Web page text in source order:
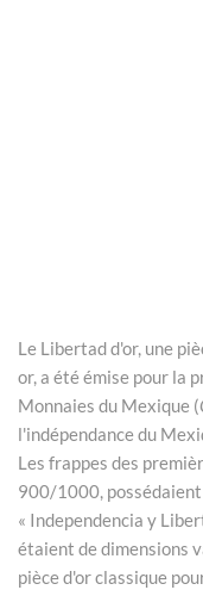
Le Libertad d'or, une
or, a été émise pour la
Monnaies du Mexique (
l'indépendance du
Les frappes des
900/1000,
« Independencia y
étaient de dimensions
pièce d'or classique